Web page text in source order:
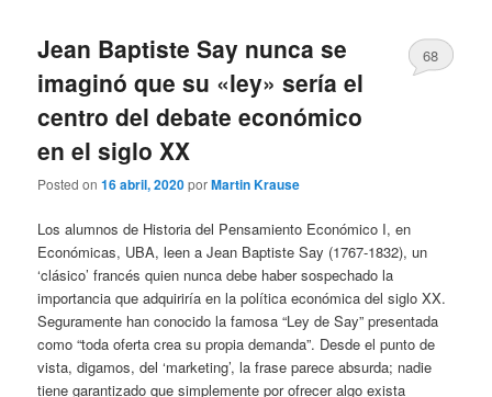
Jean Baptiste Say nunca se
imaginó que su «ley» sería el
centro del debate económico
en el siglo XX
Posted on16 abril, 2020porMartin Krause
68
Los alumnos de Historia del Pensamiento Económico I, en
Económicas, UBA, leen a Jean Baptiste Say (1767-1832), un
‘clásico’ francés quien nunca debe haber sospechado la
importancia que adquiriría en la política económica del siglo XX.
Seguramente han conocido la famosa “Ley de Say” presentada
como “toda oferta crea su propia demanda”. Desde el punto de
vista, digamos, del ‘marketing’, la frase parece absurda; nadie
tiene garantizado que simplemente por ofrecer algo exista